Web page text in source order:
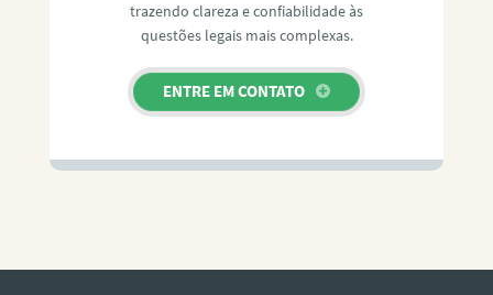
trazendo clareza e confiabilidade às
questões legais mais complexas.
ENTRE EM CONTATO